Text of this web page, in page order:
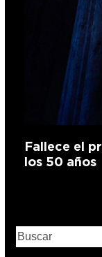
Fallece el
los 50 años